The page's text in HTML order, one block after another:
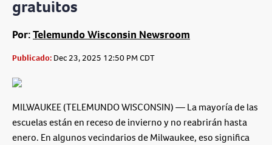
gratuitos
Por:Telemundo Wisconsin Newsroom
Publicado: Dec 23, 2025 12:50 PM CDT
MILWAUKEE (TELEMUNDO WISCONSIN) — La mayoría de las
escuelas están en receso de invierno y no reabrirán hasta
enero. En algunos vecindarios de Milwaukee, eso significa